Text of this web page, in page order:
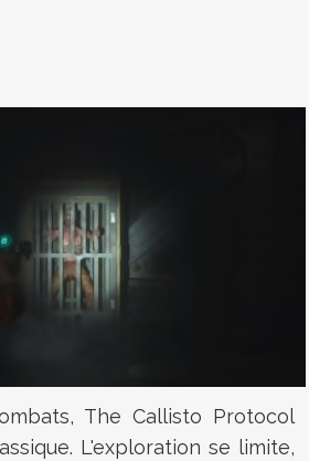
The Callisto Protocol
L'exploration se limite,